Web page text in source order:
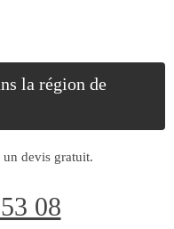
la région de
un devis gratuit.
08